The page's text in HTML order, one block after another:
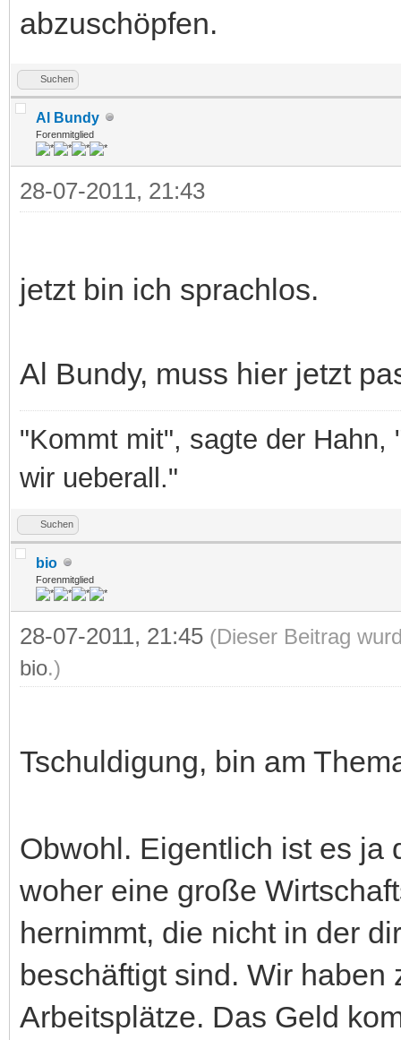
abzuschöpfen.
Suchen
Al Bundy
Forenmitglied
28-07-2011, 21:43
jetzt bin ich sprachlos.
Al Bundy, muss hier jetzt
"Kommt mit", sagte der Hahn,
wir ueberall."
Suchen
bio
Forenmitglied
28-07-2011, 21:45 (Dieser Beitrag
bio.)
Tschuldigung, bin am
Obwohl. Eigentlich ist es ja
woher eine große
hernimmt, die nicht in der
beschäftigt sind. Wir
Arbeitsplätze. Das Geld